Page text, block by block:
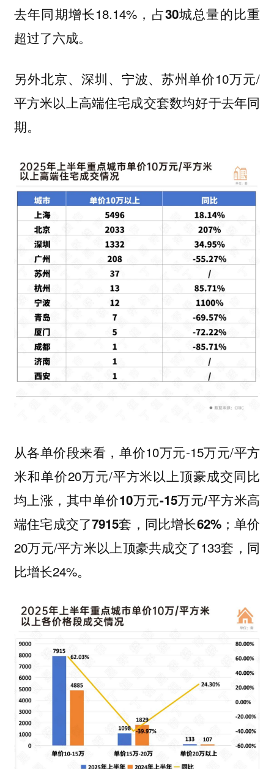
去年同期增长18.14%， 占30城总量的比重
超过了六成。
另外北京、深圳、宁波、苏州单价10万元/
平方米以上高端住宅成交套数均好于去年同
期。
从各单价段来看，单价10万元-15万元/平方
米和单价20万元/平方米以上顶豪成交同比
均上涨， 其中单价10万元-15万元/平方米高
端住宅成交了7915套，同比增长62%；单价
20万元/平方米以上顶豪共成交了133套，同
比增长24%。